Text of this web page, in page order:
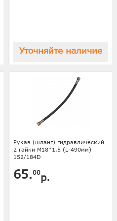
Уточняйте наличие
Рукав (шланг) гидравлический
2 гайки M18*1,5 (L-490мм)
152/184D
65.00р.